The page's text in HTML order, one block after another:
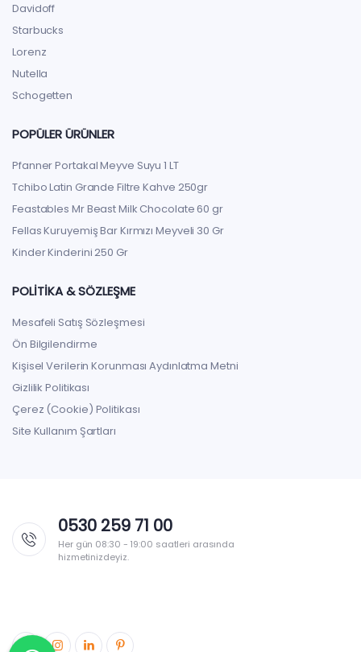
Davidoff
Starbucks
Lorenz
Nutella
Schogetten
POPÜLER ÜRÜNLER
Pfanner Portakal Meyve Suyu 1 LT
Tchibo Latin Grande Filtre Kahve 250gr
Feastables Mr Beast Milk Chocolate 60 gr
Fellas Kuruyemiş Bar Kırmızı Meyveli 30 Gr
Kinder Kinderini 250 Gr
POLITIKA & SÖZLEŞME
Mesafeli Satış Sözleşmesi
Ön Bilgilendirme
Kişisel Verilerin Korunması Aydınlatma Metni
Gizlilik Politikası
Çerez (Cookie) Politikası
Site Kullanım Şartları
0530 259 71 00
Her gün 08:30 - 19:00 saatleri arasında
hizmetinizdeyiz.